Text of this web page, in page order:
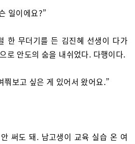
일이에요?”
한 무더기를 든 김진혜 선생이 다가
로 안도의 숨을 내쉬었다. 다행이다.
쭤보고 싶은 게 있어서 왔어요.”
써도 돼. 남고생이 교육 실습 온 여